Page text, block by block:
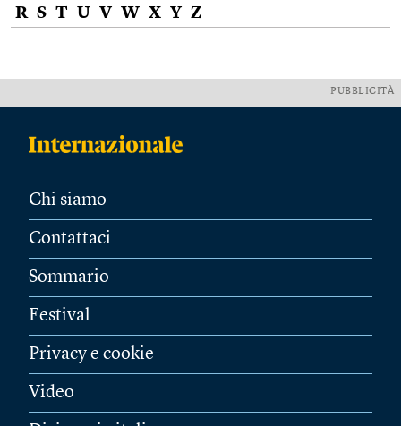
R S T U V W X Y Z
PUBBLICITÀ
Chi siamo
Contattaci
Sommario
Festival
Privacy e cookie
Video